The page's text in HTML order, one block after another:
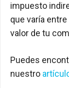
impuesto
que varía
valor de tu
Puedes
nuestro